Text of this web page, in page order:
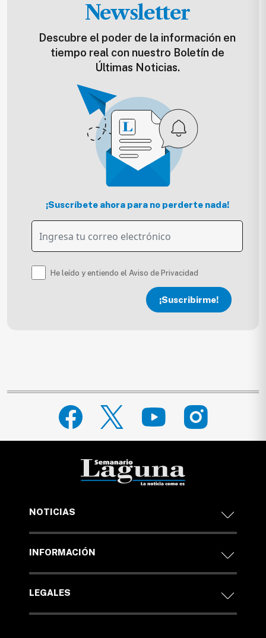
Newsletter
Descubre el poder de la información en
tiempo real con nuestro Boletín de
Últimas Noticias.
¡Suscríbete ahora para no perderte nada!
He leído y entiendo el Aviso de Privacidad
¡Suscribirme!
NOTICIAS
INFORMACIÓN
LEGALES